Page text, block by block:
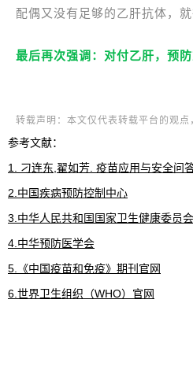
配偶又没有足够的乙肝抗体，
最后再次强调：对付乙肝，预防
转载声明：本文仅代表转载平台的观点
参考文献：
1. 刁连东,翟如芳. 疫苗应用与安全问
2.中国疾病预防控制中心
3.中华人民共和国国家卫生健康委员会
4.中华预防医学会
5.《中国疫苗和免疫》期刊官网
6.世界卫生组织（WHO）官网